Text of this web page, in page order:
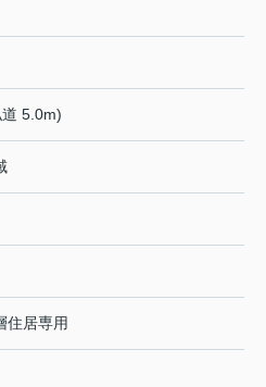
5.0m)
住居専用